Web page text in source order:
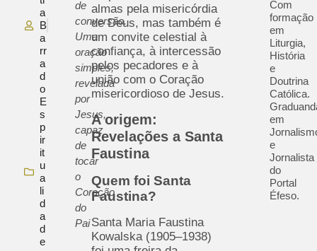
a
B
a
rr
a
d
o
E
s
p
ir
it
u
a
li
d
a
d
e
de
conversão.
Uma
oração
simples,
revelada
por
Jesus,
capaz
de
tocar
o
Coração
do
Pai
almas pela misericórdia
de Deus, mas também é
um convite celestial à
confiança, à intercessão
pelos pecadores e à
união com o Coração
misericordioso de Jesus.
A origem:
Revelações a Santa
Faustina
Quem foi Santa
Faustina?
Santa Maria Faustina
Kowalska (1905–1938)
Com
formação
em
Liturgia,
História
e
Doutrina
Católica.
em
e
Jornalista
do
Portal
Éfeso.